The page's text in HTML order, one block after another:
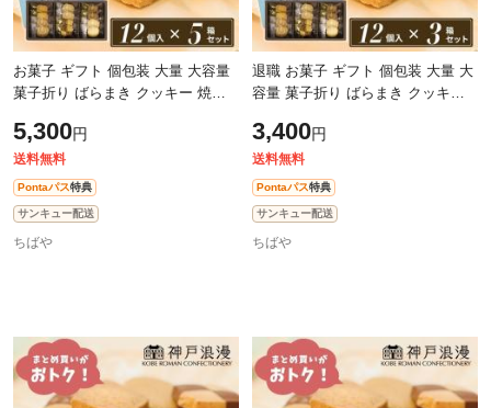
お菓子 ギフト 個包装 大量 大容量
菓子折り ばらまき クッキー 焼き
神戸トラッドクッキー 当日出荷
5,300円
送料無料
Pontaパス特典
サンキュー配送
ちばや
退職 お菓子 ギフト 個包装 大量 大
容量 菓子折り ばらまき クッキー
浪漫 神戸トラッドクッキー 当日
3,400円
送料無料
Pontaパス特典
サンキュー配送
ちばや